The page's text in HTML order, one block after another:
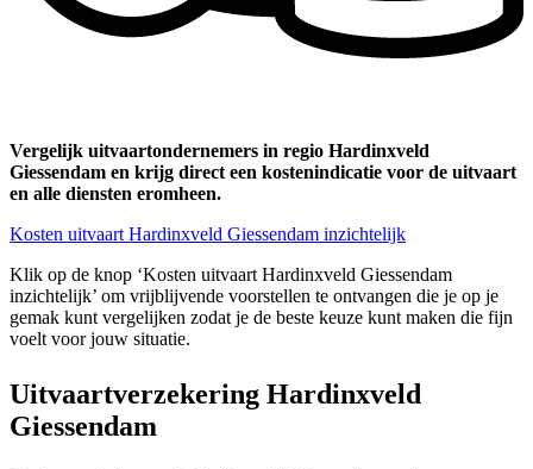
Vergelijk uitvaartondernemers in regio Hardinxveld
Giessendam en krijg direct een kostenindicatie voor de uitvaart
en alle diensten eromheen.
Kosten uitvaart Hardinxveld Giessendam inzichtelijk
Klik op de knop ‘Kosten uitvaart Hardinxveld Giessendam
inzichtelijk’ om vrijblijvende voorstellen te ontvangen die je op je
gemak kunt vergelijken zodat je de beste keuze kunt maken die fijn
voelt voor jouw situatie.
Uitvaartverzekering Hardinxveld
Giessendam